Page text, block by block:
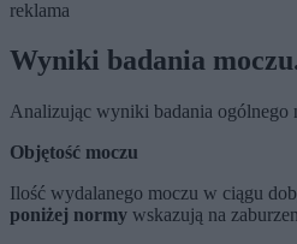
reklama
Wyniki badania
Analizując wyniki badania ogólnego
Objętość moczu
Ilość wydalanego moczu w ciągu
poniżej normy wskazują na